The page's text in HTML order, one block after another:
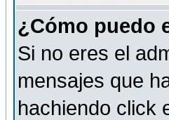
¿Cómo puedo
Si no eres el
mensajes que
hachiendo click